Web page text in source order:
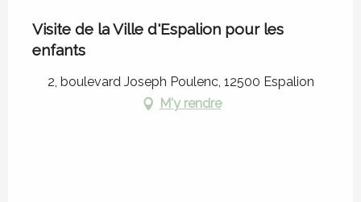
Visite de la Ville d'Espalion pour les
enfants
2, boulevard Joseph Poulenc, 12500 Espalion
M'y rendre